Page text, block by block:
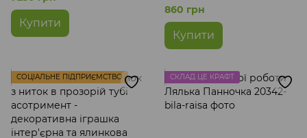
Купити
іграшка український
сувенір ДивоРучки
860 грн
Купити
СОЦІАЛЬНЕ ПІДПРИЄМСТВО СКЛАД ЦЕ КРАФТ